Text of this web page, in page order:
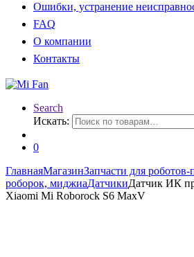
Ошибки, устранение
FAQ
О компании
Контакты
Search
Искать:
0
ГлавнаяМагазинЗапчасти для роботов-
роборок, миджиаДатчикиДатчик ИК
Xiaomi Mi Roborock S6 MaxV